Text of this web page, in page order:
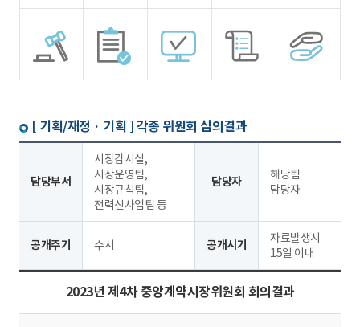
[ 기획/재정 · 기획 ] 각종 위원회 심의결과
담당부서
시장감시실,
시장운영팀,
시장규칙팀,
전력신사업팀 등
담당자
해당팀
담당자
공개주기 수시 공개시기
자료발생시
15일 이내
2023년 제4차 중앙계약시장위원회 회의결과